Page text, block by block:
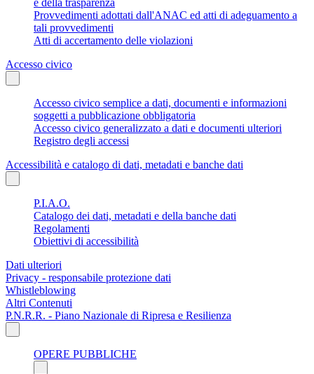
Provvedimenti adottati dall'ANAC ed atti di adeguamento a
tali provvedimenti
Atti di accertamento delle violazioni
Accesso civico
Accesso civico semplice a dati, documenti e informazioni
soggetti a pubblicazione obbligatoria
Accesso civico generalizzato a dati e documenti ulteriori
Registro degli accessi
Accessibilità e catalogo di dati, metadati e banche dati
P.I.A.O.
Catalogo dei dati, metadati e della banche dati
Regolamenti
Obiettivi di accessibilità
Dati ulteriori
Privacy - responsabile protezione dati
Whistleblowing
Altri Contenuti
P.N.R.R. - Piano Nazionale di Ripresa e Resilienza
OPERE PUBBLICHE